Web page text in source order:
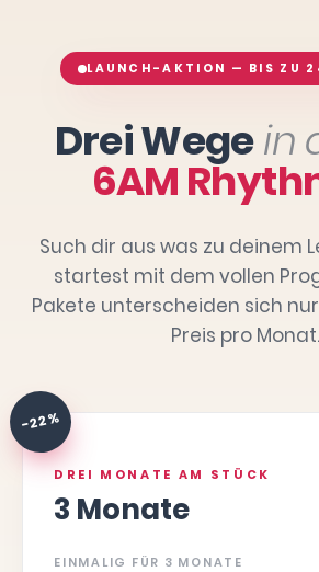
LAUNCH-AKTION — BIS ZU
Drei Wegein
6AM
Such dir aus was zu deinem
startest mit dem vollen
Pakete unterscheiden sich
Preis pro Monat.
-22 %
DREI MONATE AM STÜCK
3 Monate
EINMALIG FÜR 3 MONATE